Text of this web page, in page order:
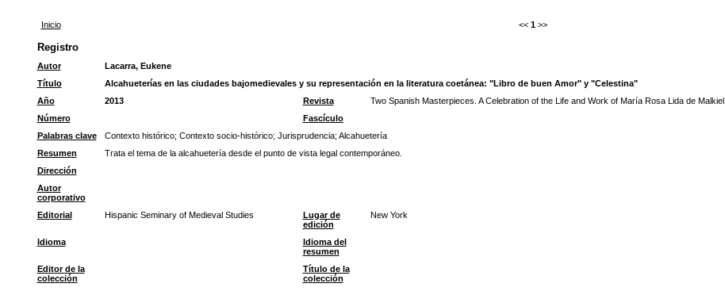
Inicio << 1 >>
Registro
Autor
Lacarra, Eukene
Título
Alcahueterías en las ciudades bajomedievales y su representación en la literatura coetánea: "Libro de buen Amor" y "Celestina"
Año
2013 Revista Two Spanish Masterpieces. A Celebration of the Life and Work of María Rosa Lida de Malkiel
Número
Fascículo
Palabras clave
Contexto histórico; Contexto socio-histórico; Jurisprudencia; Alcahuetería
Resumen
Trata el tema de la alcahuetería desde el punto de vista legal contemporáneo.
Dirección
Autor
corporativo
Editorial Hispanic Seminary of Medieval Studies
Lugar de
edición
New York
Idioma
Idioma del
resumen
Editor de la
colección
Título de la
colección